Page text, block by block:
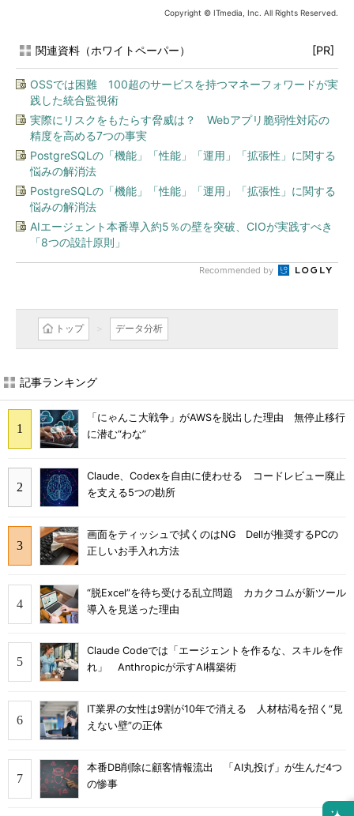
Copyright © ITmedia, Inc. All Rights Reserved.
関連資料（ホワイトペーパー） [PR]
OSSでは困難 100超のサービスを持つマネーフォワードが実
践した統合監視術
実際にリスクをもたらす脅威は？ Webアプリ脆弱性対応の
精度を高める7つの事実
PostgreSQLの「機能」「性能」「運用」「拡張性」に関する
悩みの解消法
PostgreSQLの「機能」「性能」「運用」「拡張性」に関する
悩みの解消法
AIエージェント本番導入約5％の壁を突破、CIOが実践すべき
「8つの設計原則」
Recommended by
トップ データ分析
記事ランキング
「にゃんこ大戦争」がAWSを脱出した理由 無停止移行
に潜む“わな”
Claude、Codexを自由に使わせる コードレビュー廃止
を支える5つの勘所
画面をティッシュで拭くのはNG Dellが推奨するPCの
正しいお手入れ方法
“脱Excel”を待ち受ける乱立問題 カカクコムが新ツール
導入を見送った理由
Claude Codeでは「エージェントを作るな、スキルを作
れ」 Anthropicが示すAI構築術
IT業界の女性は9割が10年で消える 人材枯渇を招く“見
えない壁”の正体
本番DB削除に顧客情報流出 「AI丸投げ」が生んだ4つ
の惨事